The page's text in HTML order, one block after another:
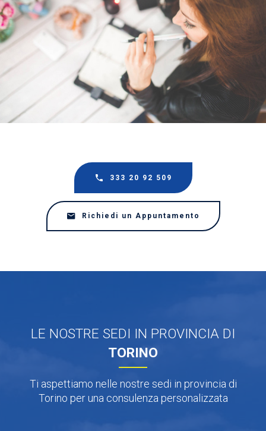
333 20 92 509
Richiedi un Appuntamento
LE NOSTRE SEDI IN PROVINCIA DI
TORINO
Ti aspettiamo nelle nostre sedi in provincia di
Torino per una consulenza personalizzata